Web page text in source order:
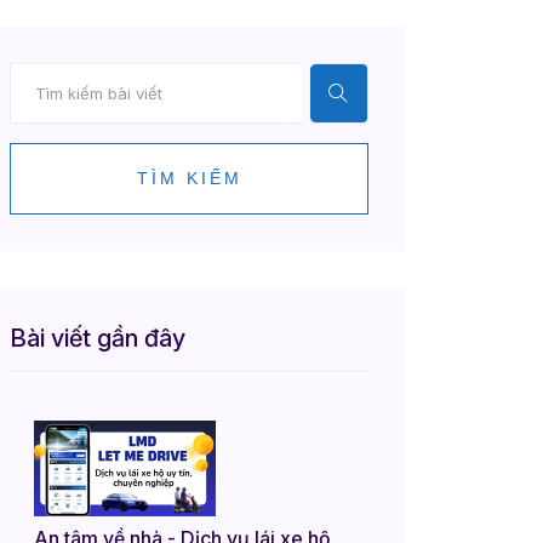
TÌM KIẾM
Bài viết gần đây
An tâm về nhà - Dịch vụ lái xe hộ